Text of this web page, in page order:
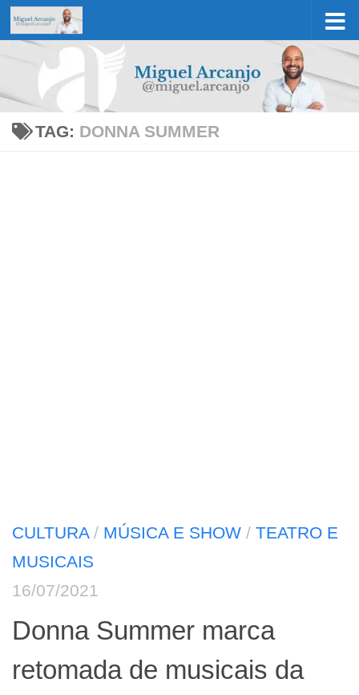
Skip to content
TAG: DONNA SUMMER
CULTURA/ MÚSICA E SHOW / TEATRO E
MUSICAIS
16/07/2021
Donna Summer marca
retomada de musicais da